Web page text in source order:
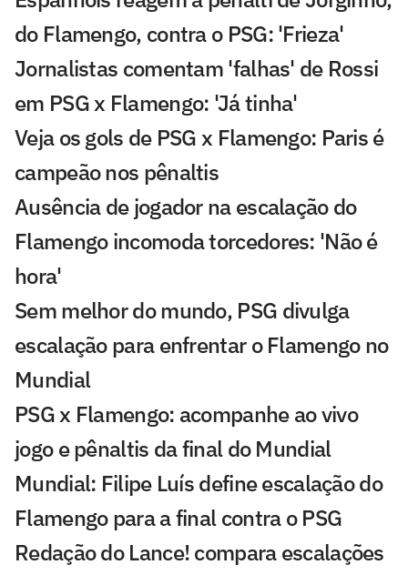
do Flamengo, contra o PSG: 'Frieza'
Jornalistas comentam 'falhas' de Rossi
em PSG x Flamengo: 'Já tinha'
Veja os gols de PSG x Flamengo: Paris é
campeão nos pênaltis
Ausência de jogador na escalação do
Flamengo incomoda torcedores: 'Não é
hora'
Sem melhor do mundo, PSG divulga
escalação para enfrentar o Flamengo no
Mundial
PSG x Flamengo: acompanhe ao vivo
jogo e pênaltis da final do Mundial
Mundial: Filipe Luís define escalação do
Flamengo para a final contra o PSG
Redação do Lance! compara escalações